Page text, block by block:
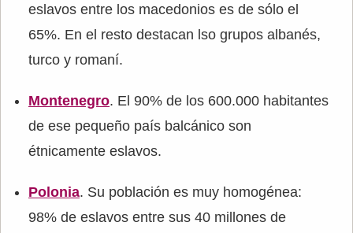
eslavos entre los macedonios es de sólo el
65%. En el resto destacan lso grupos albanés,
turco y romaní.
Montenegro. El 90% de los 600.000 habitantes
de ese pequeño país balcánico son
étnicamente eslavos.
Polonia. Su población es muy homogénea:
98% de eslavos entre sus 40 millones de